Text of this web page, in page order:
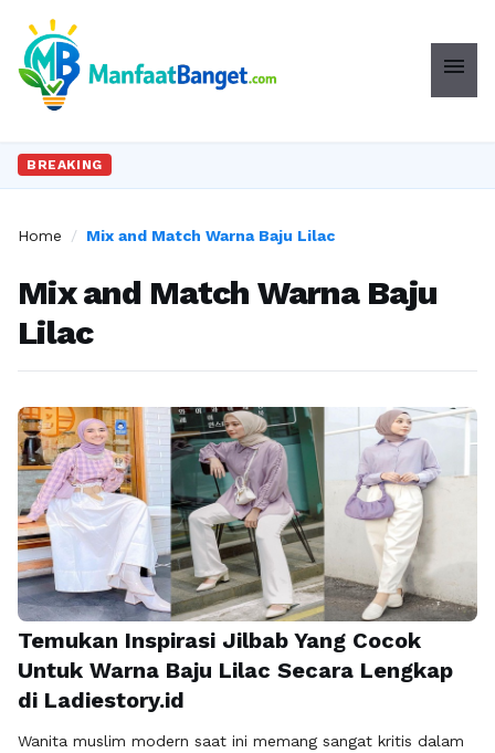
menu
BREAKING
Home / Mix and Match Warna Baju Lilac
Mix and Match Warna Baju
Lilac
Temukan Inspirasi Jilbab Yang Cocok
Untuk Warna Baju Lilac Secara Lengkap
di Ladiestory.id
Wanita muslim modern saat ini memang sangat kritis dalam